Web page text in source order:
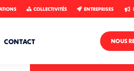
COLLECTIVITÉS ENTREPRISES
CONTACT NOUS